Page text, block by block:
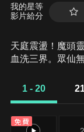
我的星等
影片給分
天庭震盪！魔頭
血洗三界。眾仙
上開棺驗屍救活
1 - 20
免費